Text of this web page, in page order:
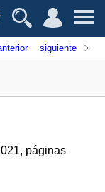
siguiente
páginas